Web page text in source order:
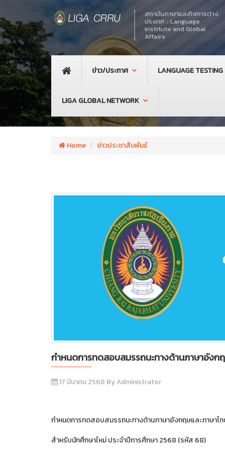
สถาบันภาษาและกิจการต่าง
ประเทศ :: Language
Institute and Global
Affairs
ข่าว/ประกาศ LANGUAGE TESTING
LIGA GLOBAL NETWORK
Home ข่าวประชาสัมพันธ์
กำหนดการทดสอบสมรรถนะทางด้านภาษาอังกฤ
17 มีนาคม 2568 By Administrator
กำหนดการทดสอบสมรรถนะทางด้านภาษาอังกฤษและภาษาไท
สำหรับนักศึกษาใหม่ ประจำปีการศึกษา 2568 (รหัส 68)